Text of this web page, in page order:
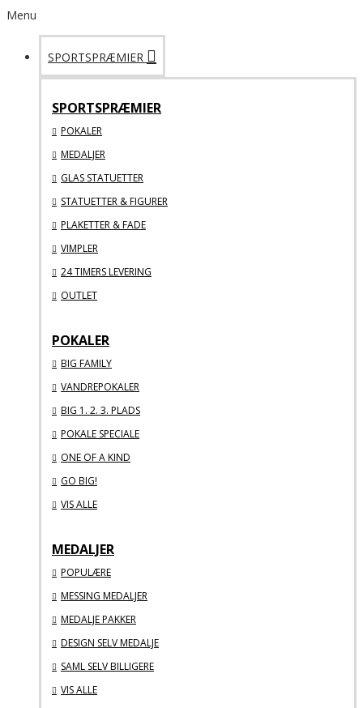
Menu
SPORTSPRÆMIER
SPORTSPRÆMIER
POKALER
MEDALJER
GLAS STATUETTER
STATUETTER & FIGURER
PLAKETTER & FADE
VIMPLER
24 TIMERS LEVERING
OUTLET
POKALER
BIG FAMILY
VANDREPOKALER
BIG 1. 2. 3. PLADS
POKALE SPECIALE
ONE OF A KIND
GO BIG!
VIS ALLE
MEDALJER
POPULÆRE
MESSING MEDALJER
MEDALJE PAKKER
DESIGN SELV MEDALJE
SAML SELV BILLIGERE
VIS ALLE